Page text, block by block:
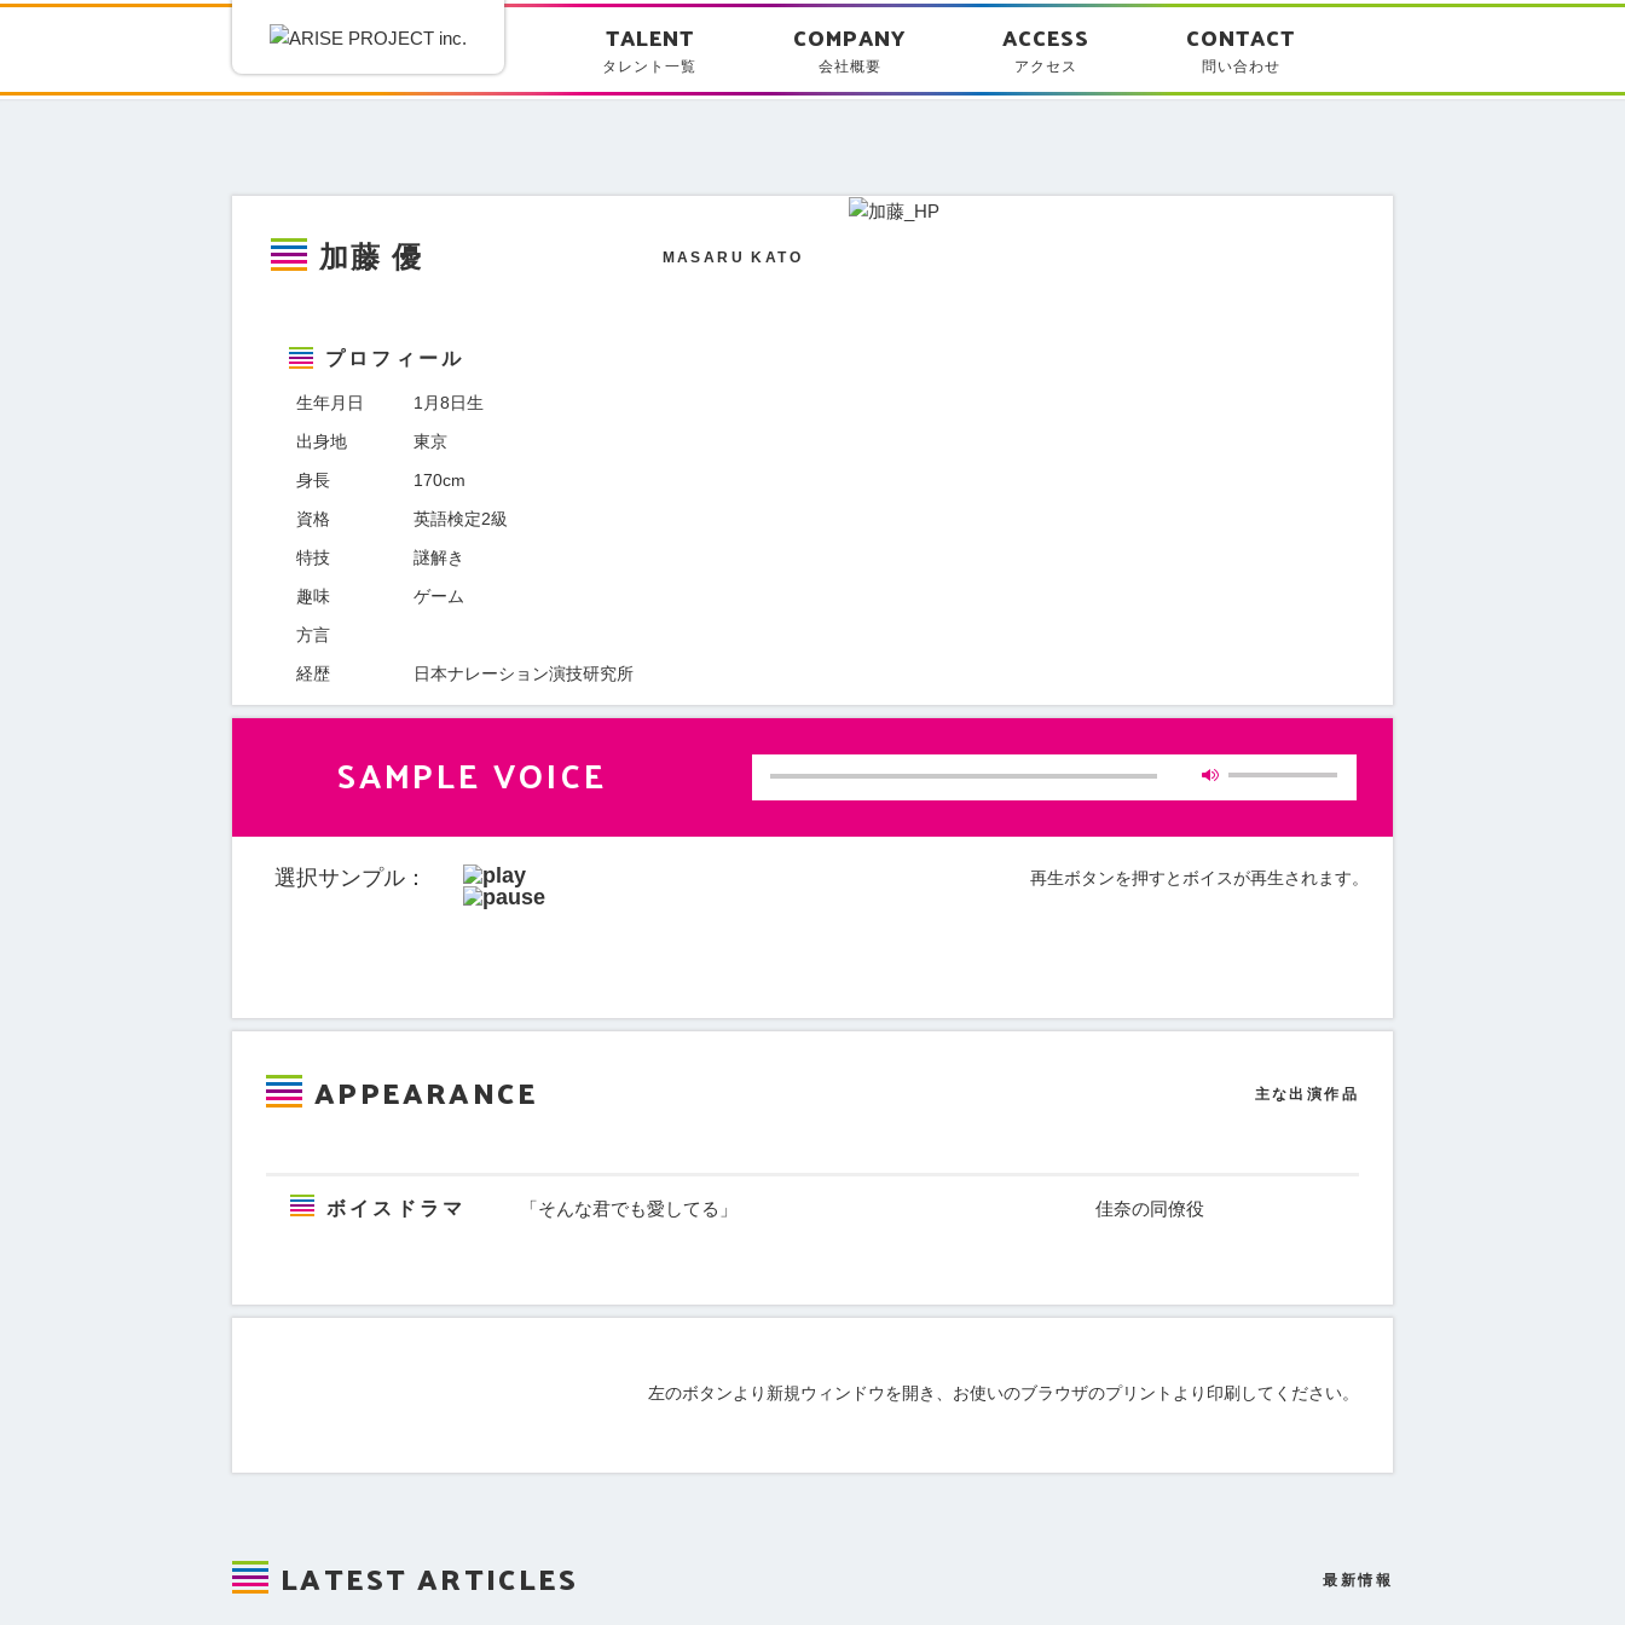
NEWS
ニュース
タレント一覧
TALENT
タレント一覧
会社概要
COMPANY
会社概要
アクセス
ACCESS
アクセス
問い合わせ
CONTACT
問い合わせ
加藤 優 MASARU KATO
プロフィール
生年月日
1月8日生
出身地
東京
身長
170cm
資格
英語検定2級
特技
謎解き
趣味
ゲーム
方言
経歴
日本ナレーション演技研究所
SAMPLE VOICE
選択サンプル： 再生ボタンを押すとボイスが再生されます。
APPEARANCE 主な出演作品
ボイスドラマ 「そんな君でも愛してる」 佳奈の同僚役
左のボタンより新規ウィンドウを開き、お使いのブラウザのプリントより印刷してください。
LATEST ARTICLES 最新情報